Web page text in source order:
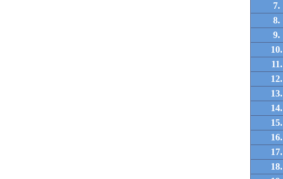
7.
8.
9.
10.
11.
12.
13.
14.
15.
16.
17.
18.